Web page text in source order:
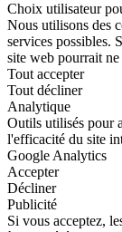
Choix utilisateur
Nous utilisons des
services possibles.
site web pourrait
Tout accepter
Tout décliner
Analytique
Outils utilisés pour
l'efficacité du site
Google Analytics
Accepter
Décliner
Publicité
Si vous acceptez,